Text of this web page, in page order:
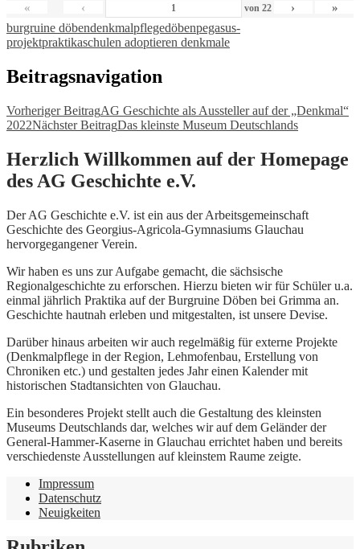
« ‹ von 22 › »
burgruine döbendenkmalpflegedöbenpegasus-
projektpraktikaschulen adoptieren denkmale
Beitragsnavigation
Vorheriger BeitragAG Geschichte als Aussteller auf der „Denkmal“
2022Nächster BeitragDas kleinste Museum Deutschlands
Herzlich Willkommen auf der Homepage
des AG Geschichte e.V.
Der AG Geschichte e.V. ist ein aus der Arbeitsgemeinschaft
Geschichte des Georgius-Agricola-Gymnasiums Glauchau
hervorgegangener Verein.
Wir haben es uns zur Aufgabe gemacht, die sächsische
Regionalgeschichte zu erforschen. Hierzu bieten wir für Schüler u.a.
einmal jährlich Praktika auf der Burgruine Döben bei Grimma an.
Geschichte hautnah erleben und mitgestalten, ist unsere Devise.
Darüber hinaus arbeiten wir auch regelmäßig für externe Projekte
(Denkmalpflege in der Region, Lehmofenbau, Erstellung von
Chroniken etc.) und gestalten jedes Jahr einen Kalender mit
historischen Stadtansichten von Glauchau.
Ein besonderes Projekt stellt auch die Gestaltung des kleinsten
Museums Deutschlands dar, welches wir auf dem Geländer der
General-Hammer-Kaserne in Glauchau errichtet haben und bereits
verschiedenste Ausstellungen auf kleinstem Raume zeigte.
Impressum
Datenschutz
Neuigkeiten